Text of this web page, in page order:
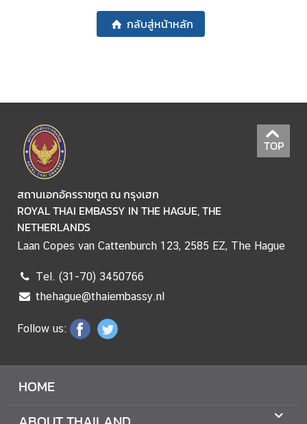
I
-
D
U
T
C
H
R
L
A
O
N
T
H
กลับสู่หน้าหลัก
TOP
สถานเอกอัครราชทูต ณ กรุงเฮก
ROYAL THAI EMBASSY IN THE HAGUE, THE
NETHERLANDS
Laan Copes van Cattenburch 123, 2585 EZ, The Hague
Tel. (31-70) 3450766
thehague@thaiembassy.nl
Follow us:
HOME